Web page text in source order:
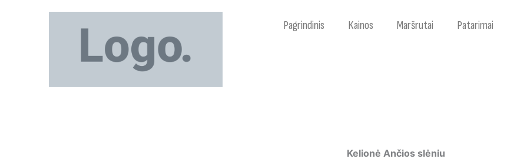
Pagrindinis Kainos Maršrutai Patarimai
Kelionė Ančios slėniu